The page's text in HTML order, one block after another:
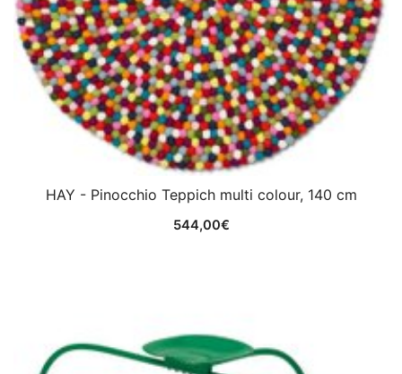
HAY - Pinocchio Teppich multi colour, 140 cm
544,00€